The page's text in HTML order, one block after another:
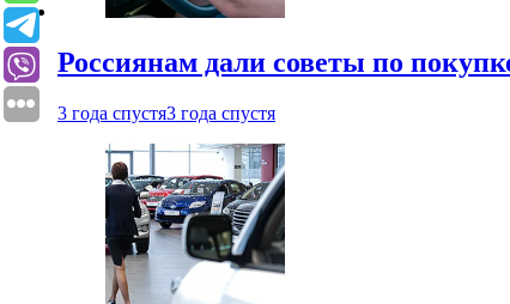
Россиянам дали советы по
3 года спустя3 года спустя